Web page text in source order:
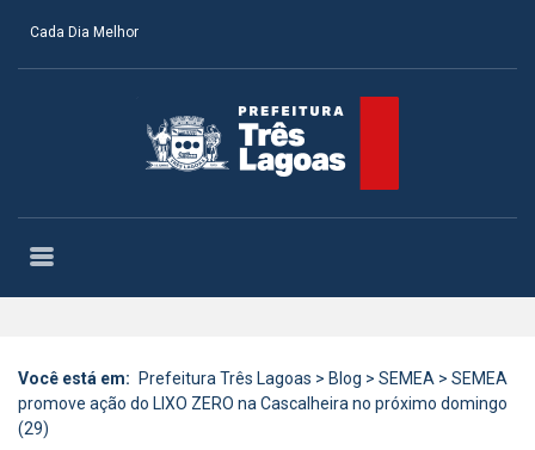
Cada Dia Melhor
Você está em: Prefeitura Três Lagoas > Blog > SEMEA > SEMEA
promove ação do LIXO ZERO na Cascalheira no próximo domingo
(29)